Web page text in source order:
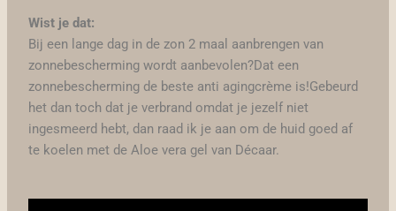
Wist je dat:
Bij een lange dag in de zon 2 maal aanbrengen van
zonnebescherming wordt aanbevolen?Dat een
zonnebescherming de beste anti agingcrème is!Gebeurd
het dan toch dat je verbrand omdat je jezelf niet
ingesmeerd hebt, dan raad ik je aan om de huid goed af
te koelen met de Aloe vera gel van Décaar.